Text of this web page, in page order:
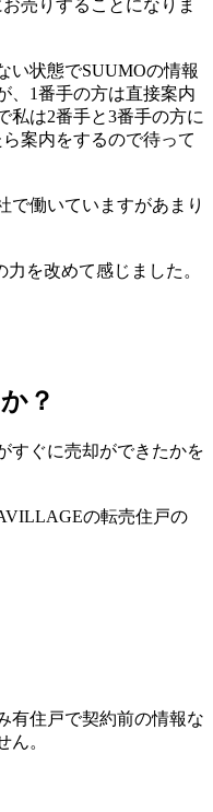
売りすることになりま
い状態でSUUMOの情報
、1番手の方は直接案内
私は2番手と3番手の方に
案内をするので待って
で働いていますがあまり
を改めて感じました。
？
すぐに売却ができたかを
の転売住戸の
有住戸で契約前の情報な
ん。